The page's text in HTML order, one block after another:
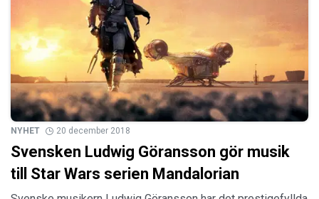
NYHET 20 december 2018
Svensken Ludwig Göransson gör musik
till Star Wars serien Mandalorian